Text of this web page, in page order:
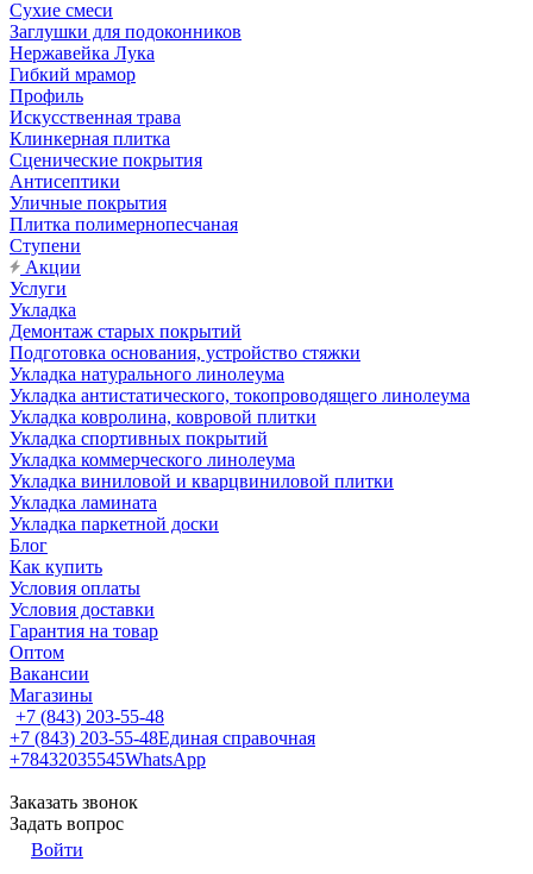
Сухие смеси
Заглушки для подоконников
Нержавейка Лука
Гибкий мрамор
Профиль
Искусственная трава
Клинкерная плитка
Сценические покрытия
Антисептики
Уличные покрытия
Плитка полимернопесчаная
Ступени
Акции
Услуги
Укладка
Демонтаж старых покрытий
Подготовка основания, устройство стяжки
Укладка натурального линолеума
Укладка антистатического, токопроводящего линолеума
Укладка ковролина, ковровой плитки
Укладка спортивных покрытий
Укладка коммерческого линолеума
Укладка виниловой и кварцвиниловой плитки
Укладка ламината
Укладка паркетной доски
Блог
Как купить
Условия оплаты
Условия доставки
Гарантия на товар
Оптом
Вакансии
Магазины
+7 (843) 203-55-48
+7 (843) 203-55-48Единая справочная
+78432035545WhatsApp
Заказать звонок
Задать вопрос
Войти